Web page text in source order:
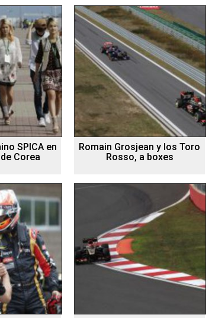
SPICA en
Corea
Romain Grosjean y los Toro
Rosso, a boxes